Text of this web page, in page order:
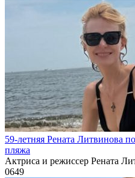
59-летняя Рената Литвинова
пляжа
Актриса и режиссер Рената
0649